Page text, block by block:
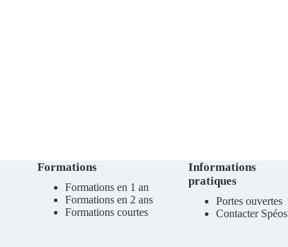
Formations
Formations en 1 an
Formations en 2 ans
Formations courtes
Informations
pratiques
Portes ouvertes
Contacter Spéos